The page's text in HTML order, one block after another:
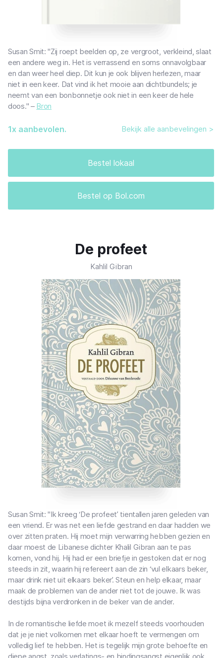
Susan Smit: "Zij roept beelden op, ze vergroot, verkleind, slaat
een andere weg in. Het is verrassend en soms onnavolgbaar
en dan weer heel diep. Dit kun je ook blijven herlezen, maar
niet in een keer. Dat vind ik het mooie aan dichtbundels; je
neemt van een bonbonnetje ook niet in een keer de hele
doos." – Bron
Bestel lokaal
Bestel op Bol.com
1x aanbevolen. Bekijk alle aanbevelingen >
De profeet
Kahlil Gibran
Susan Smit: "Ik kreeg ‘De profeet’ tientallen jaren geleden van
een vriend. Er was net een liefde gestrand en daar hadden we
over zitten praten. Hij moet mijn verwarring hebben gezien en
daar moest de Libanese dichter Khalil Gibran aan te pas
komen, vond hij. Hij had er een briefje in gestoken dat er nog
steeds in zit, waarin hij refereert aan de zin ‘vul elkaars beker,
maar drink niet uit elkaars beker’. Steun en help elkaar, maar
maak de problemen van de ander niet tot de jouwe. Ik was
destijds bijna verdronken in de beker van de ander.
In de romantische liefde moet ik mezelf steeds voorhouden
dat je je niet volkomen met elkaar hoeft te vermengen om
volledig lief te hebben. Het is tegelijk mijn grote behoefte en